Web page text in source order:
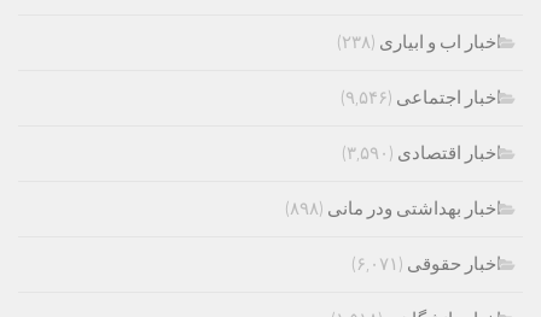
اخبار اب و ابیاری (۲۳۸)
اخبار اجتماعی (۹,۵۴۶)
اخبار اقتصادی (۳,۵۹۰)
اخبار بهداشتی ودر مانی (۸۹۸)
اخبار حقوقی (۶,۰۷۱)